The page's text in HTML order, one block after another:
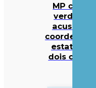
MP cabo-
verdiano
acusa ex-
coordenador
estatal de
dois crimes